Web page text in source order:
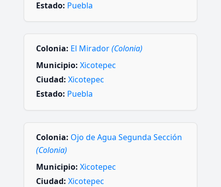
Estado: Puebla
Colonia: El Mirador(Colonia)
Municipio: Xicotepec
Ciudad: Xicotepec
Estado: Puebla
Colonia: Ojo de Agua Segunda Sección
(Colonia)
Municipio: Xicotepec
Ciudad: Xicotepec